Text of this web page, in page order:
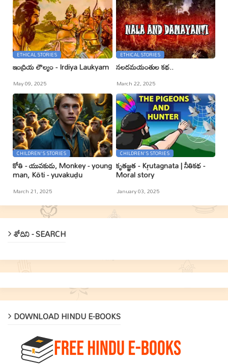
ETHICAL STORIES
ఇంద్రియ లౌల్యం - Irdiya Laukyam
May 09, 2025
ETHICAL STORIES
నలదమయంతుల కథ..
March 22, 2025
CHILDREN'S STORIES
కోతి - యువకుడు, Monkey - young
man, Kōti - yuvakuḍu
March 21, 2025
CHILDREN'S STORIES
కృతజ్ఞత - Kr̥utagnata | నీతికథ -
Moral story
January 03, 2025
శోదిని - SEARCH
DOWNLOAD HINDU E-BOOKS